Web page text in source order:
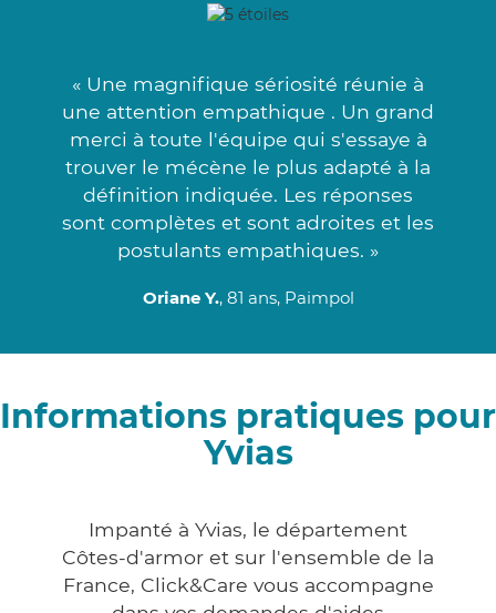
« Une magnifique sériosité réunie à
une attention empathique . Un grand
merci à toute l'équipe qui s'essaye à
trouver le mécène le plus adapté à la
définition indiquée. Les réponses
sont complètes et sont adroites et les
postulants empathiques. »
Oriane Y., 81 ans, Paimpol
Informations pratiques pour
Yvias
Impanté à Yvias, le département
Côtes-d'armor et sur l'ensemble de la
France, Click&Care vous accompagne